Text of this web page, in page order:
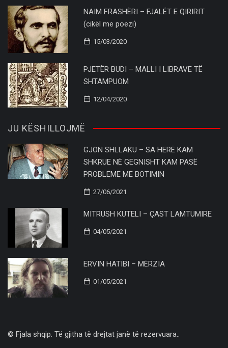
NAIM FRASHËRI – FJALËT E QIRIRIT
(cikël me poezi)
15/03/2020
PJETËR BUDI – MALLI I LIBRAVE TË
SHTAMPUOM
12/04/2020
JU KËSHILLOJMË
GJON SHLLAKU – SA HERË KAM
SHKRUE NË GEGNISHT KAM PASË
PROBLEME ME BOTIMIN
27/06/2021
MITRUSH KUTELI – ÇAST LAMTUMIRE
04/05/2021
ERVIN HATIBI – MËRZIA
01/05/2021
© Fjala shqip. Të gjitha të drejtat janë të rezervuara..